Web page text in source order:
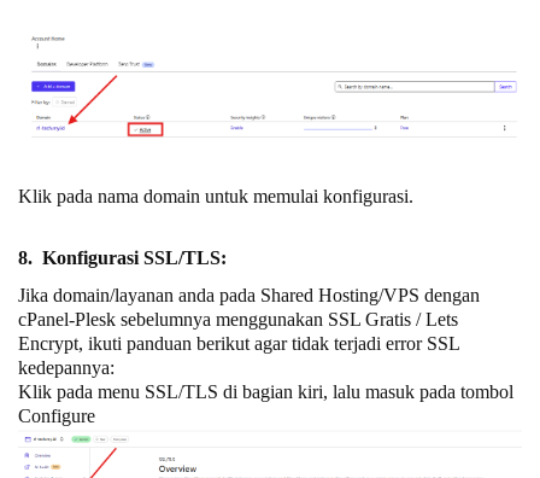
Klik pada nama domain untuk memulai konfigurasi.
8. Konfigurasi SSL/TLS:
Jika domain/layanan anda pada Shared Hosting/VPS dengan
cPanel-Plesk sebelumnya menggunakan SSL Gratis / Lets
Encrypt, ikuti panduan berikut agar tidak terjadi error SSL
kedepannya:
Klik pada menu SSL/TLS di bagian kiri, lalu masuk pada tombol
Configure